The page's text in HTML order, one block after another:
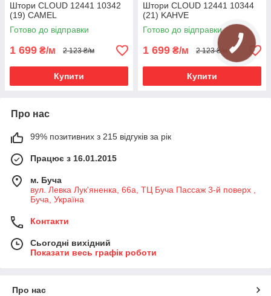
Штори CLOUD 12441 10342
(19) CAMEL
Готово до відправки
1 699 ₴/м 2 123 ₴/м
Купити
Штори CLOUD 12441 10344
(21) KAHVE
Готово до відправки
1 699 ₴/м 2 123 ₴/м
Купити
Про нас
99% позитивних з 215 відгуків за рік
Працює з 16.01.2015
м. Буча
вул. Левка Лук'яненка, 66а, ТЦ Буча Пассаж 3-й поверх ,
Буча, Україна
Контакти
Сьогодні вихідний
Показати весь графік роботи
Про нас